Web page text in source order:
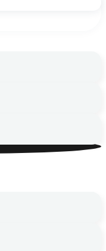
Go 3 White
Go 3 Green